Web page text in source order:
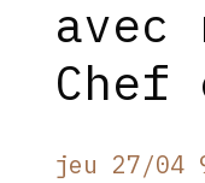
avec
jeu 27/04